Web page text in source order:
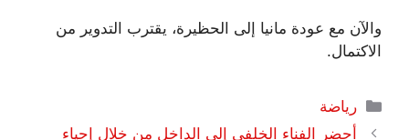
والآن مع عودة مانيا إلى الحظيرة، يقترب التدوير من
الاكتمال.
التصنيفات
رياضة
أحضر الفناء الخلفي إلى الداخل من خلال إحياء